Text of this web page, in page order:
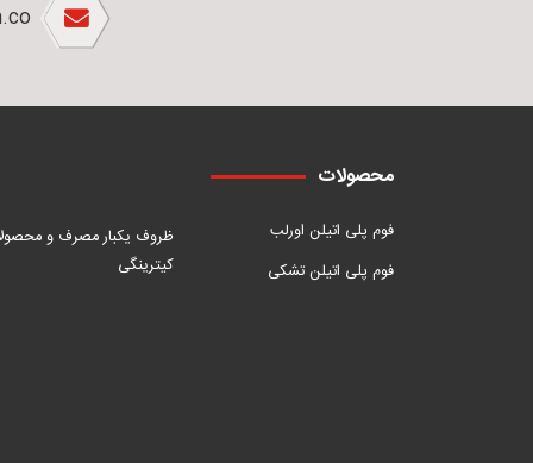
محصولات
فوم پلی اتیلن اورلب
فوم پلی اتیلن تشکی
ظروف یکبار مصرف و
کیترینگی